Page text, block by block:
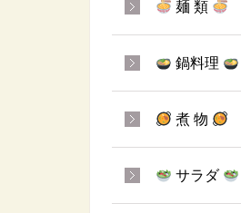
麺 類
鍋料理
煮 物
サラダ